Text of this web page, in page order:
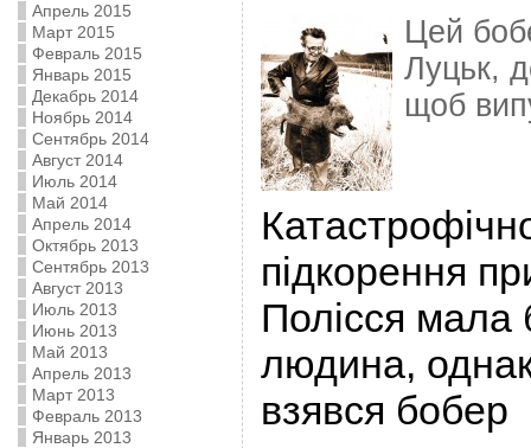
Апрель 2015
Март 2015
Февраль 2015
Январь 2015
Декабрь 2014
Ноябрь 2014
Сентябрь 2014
Август 2014
Июль 2014
Май 2014
Апрель 2014
Октябрь 2013
Сентябрь 2013
Август 2013
Июль 2013
Июнь 2013
Май 2013
Апрель 2013
Март 2013
Февраль 2013
Январь 2013
Цей
Луцьк,
щоб
підкорення
Полісся мала
людина,
взявся бобер